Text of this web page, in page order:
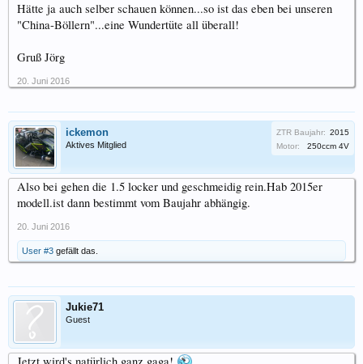
Hätte ja auch selber schauen können...so ist das eben bei unseren
"China-Böllern"...eine Wundertüte all überall!
Gruß Jörg
20. Juni 2016
ickemon
Aktives Mitglied
ZTR Baujahr: 2015
Motor:
250ccm 4V
Also bei gehen die 1.5 locker und geschmeidig rein.Hab 2015er
modell.ist dann bestimmt vom Baujahr abhängig.
20. Juni 2016
User #3 gefällt das.
Jukie71
Guest